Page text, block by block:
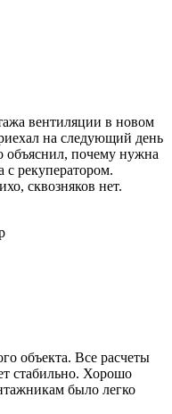
вентиляции в новом
на следующий день
объяснил, почему нужна
рекуператором.
сквозняков нет.
объекта. Все расчеты
стабильно. Хорошо
было легко